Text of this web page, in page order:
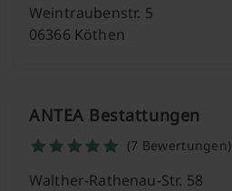
Weintraubenstr. 5
06366 Köthen
ANTEA Bestattungen
(7 Bewertungen)
Walther-Rathenau-Str. 58